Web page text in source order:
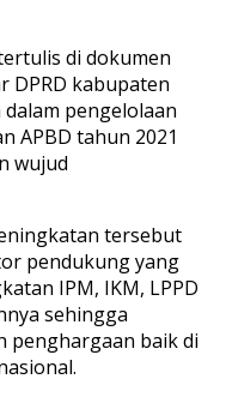
di dokumen
DPRD kabupaten
pengelolaan
APBD tahun 2021
wujud
tersebut
pendukung yang
IPM, IKM, LPPD
sehingga
penghargaan baik di